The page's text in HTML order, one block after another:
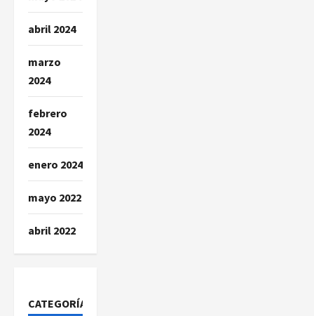
abril 2024
marzo
2024
febrero
2024
enero 2024
mayo 2022
abril 2022
CATEGORÍAS